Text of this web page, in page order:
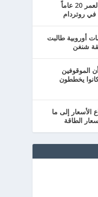
اختطاف امرأة تبلغ من العمر 20 عاماً
في روتردام
أوروبية طالبت
شنغن
الموقوفين
يخططون
الأسعار إلى ما